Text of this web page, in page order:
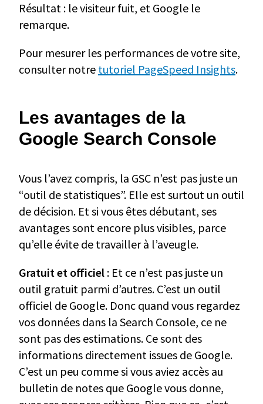
Résultat : le visiteur fuit, et Google le
remarque.
Pour mesurer les performances de votre site,
consulter notre tutoriel PageSpeed Insights.
Les avantages de la
Google Search Console
Vous l’avez compris, la GSC n’est pas juste un
“outil de statistiques”. Elle est surtout un outil
de décision. Et si vous êtes débutant, ses
avantages sont encore plus visibles, parce
qu’elle évite de travailler à l’aveugle.
Gratuit et officiel : Et ce n’est pas juste un
outil gratuit parmi d’autres. C’est un outil
officiel de Google. Donc quand vous regardez
vos données dans la Search Console, ce ne
sont pas des estimations. Ce sont des
informations directement issues de Google.
C’est un peu comme si vous aviez accès au
bulletin de notes que Google vous donne,